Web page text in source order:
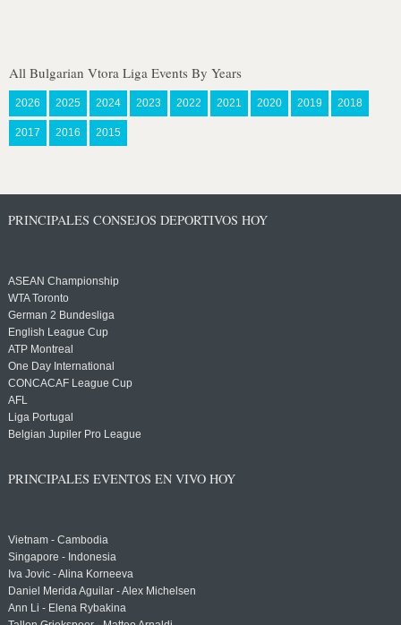
All Bulgarian Vtora Liga Events By Years
2026 2025 2024 2023 2022 2021 2020 2019 2018
2017 2016 2015
PRINCIPALES CONSEJOS DEPORTIVOS HOY
ASEAN Championship
WTA Toronto
German 2 Bundesliga
English League Cup
ATP Montreal
One Day International
CONCACAF League Cup
AFL
Liga Portugal
Belgian Jupiler Pro League
PRINCIPALES EVENTOS EN VIVO HOY
Vietnam - Cambodia
Singapore - Indonesia
Iva Jovic - Alina Korneeva
Daniel Merida Aguilar - Alex Michelsen
Ann Li - Elena Rybakina